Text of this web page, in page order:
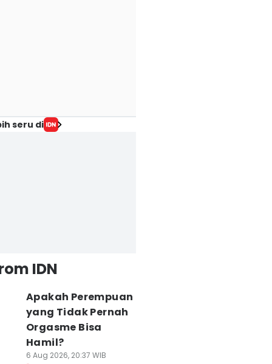
seru di
IDN
Apakah Perempuan
yang Tidak Pernah
Orgasme Bisa
Hamil?
6 Aug 2026, 20:37 WIB